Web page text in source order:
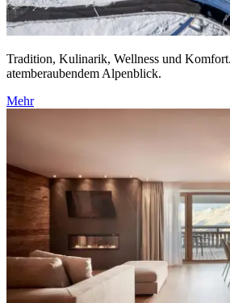
Tradition, Kulinarik, Wellness und
atemberaubendem Alpenblick.
Mehr